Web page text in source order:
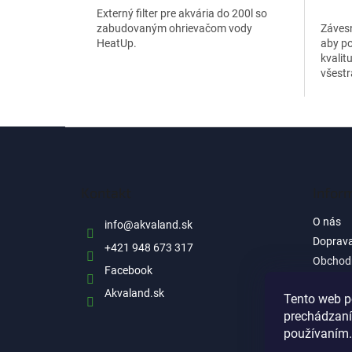
Tento web
Externý filter pre akvária do 200l so
zabudovaným ohrievačom vody
HeatUp.
aby
info@akvaland.sk
+421 948 673 317
Facebook
Akvaland.sk
O nás